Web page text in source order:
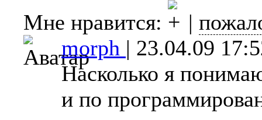
Мне нравится:
|
morph | 23.04.09
Насколько я
и по